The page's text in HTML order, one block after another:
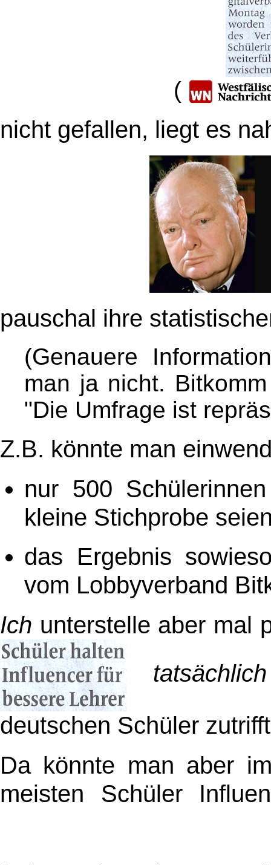
(
nicht gefallen, liegt es
pauschal ihre
(Genauere
man ja nicht.
"Die Umfrage ist
Z.B. könnte man
nur 500
kleine Stichprobe
das Ergebnis
vom Lobbyverband
Ich unterstelle aber mal
tatsächlich
deutschen Schüler
Da könnte man aber
meisten Schüler